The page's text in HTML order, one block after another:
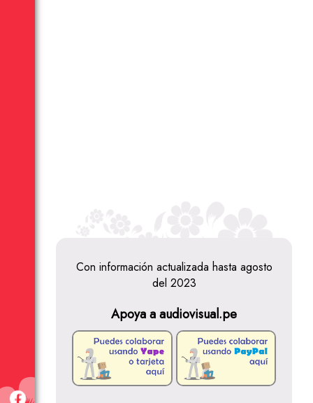
Con información actualizada hasta agosto
del 2023
Apoya a audiovisual.pe